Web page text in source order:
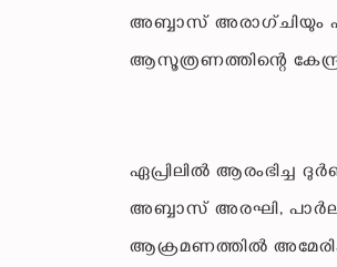
അബ്ബാസ് അരാഗ്ചിയും
ആസൂത്രണത്തിന്റെ
ഏപ്രിലിൽ ആരംഭിച്ച
അബ്ബാസ് അരഘി,
ആക്രമണത്തിൽ